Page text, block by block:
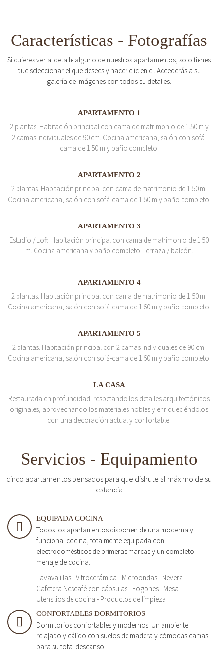
Características - Fotografías
Si quieres ver al detalle alguno de nuestros apartamentos, solo tienes
que seleccionar el que desees y hacer clic en el. Accederás a su
galería de imágenes con todos su detalles.
APARTAMENTO 1
2 plantas. Habitación principal con cama de matrimonio de 1.50 m y
2 camas individuales de 90 cm. Cocina americana, salón con sofá-
cama de 1.50 m y baño completo.
APARTAMENTO 2
2 plantas. Habitación principal con cama de matrimonio de 1.50 m.
Cocina americana, salón con sofá-cama de 1.50 m y baño completo.
APARTAMENTO 3
Estudio / Loft. Habitación principal con cama de matrimonio de 1.50
m. Cocina americana y baño completo. Terraza / balcón.
APARTAMENTO 4
2 plantas. Habitación principal con cama de matrimonio de 1.50 m.
Cocina americana, salón con sofá-cama de 1.50 m y baño completo.
APARTAMENTO 5
2 plantas. Habitación principal con 2 camas individuales de 90 cm.
Cocina americana, salón con sofá-cama de 1.50 m y baño completo.
LA CASA
Restaurada en profundidad, respetando los detalles arquitectónicos
originales, aprovechando los materiales nobles y enriqueciéndolos
con una decoración actual y confortable.
Servicios - Equipamiento
cinco apartamentos pensados para que disfrute al máximo de su
estancia
EQUIPADA COCINA
Todos los apartamentos disponen de una moderna y
funcional cocina, totalmente equipada con
electrodomésticos de primeras marcas y un completo
menaje de cocina.
Lavavajillas - Vitrocerámica - Microondas - Nevera -
Cafetera Nescafé con cápsulas - Fogones - Mesa -
Utensilios de cocina - Productos de limpieza
CONFORTABLES DORMITORIOS
Dormitorios confortables y modernos. Un ambiente
relajado y cálido con suelos de madera y cómodas camas
para su total descanso.